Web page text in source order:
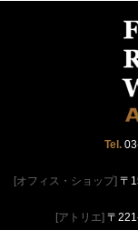
Tel.
[オフィス・ショップ] 〒
[アトリエ] 〒